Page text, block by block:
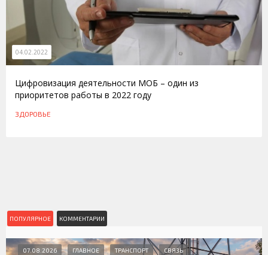
04.02.2022
Цифровизация деятельности МОБ – один из
приоритетов работы в 2022 году
ЗДОРОВЬЕ
ПОПУЛЯРНОЕ КОММЕНТАРИИ
07.08.2026 ГЛАВНОЕ ТРАНСПОРТ СВЯЗЬ